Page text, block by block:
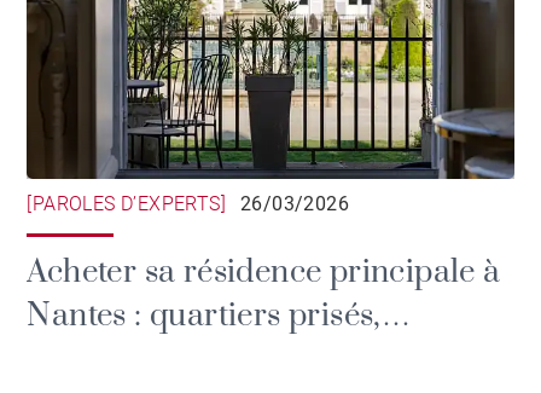
[PAROLES D’EXPERTS] 26/03/2026
Acheter sa résidence principale à
Nantes : quartiers prisés,